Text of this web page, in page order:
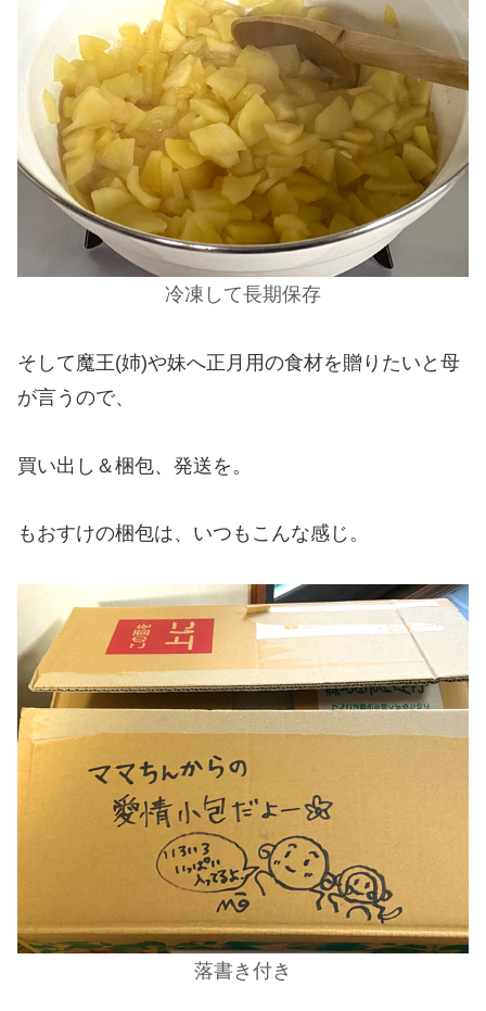
冷凍して長期保存
そして魔王(姉)や妹へ正月用の食材を贈りたいと母
が言うので、
買い出し＆梱包、発送を。
もおすけの梱包は、いつもこんな感じ。
落書き付き